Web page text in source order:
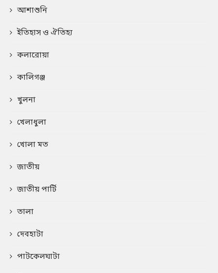
আশাশুনি
ইতিহাস ও ঐতিহ্য
কলারোয়া
কালিগঞ্জ
খুলনা
খেলাধুলা
খোলা মত
জাতীয়
জাতীয় পার্টি
তালা
দেবহাটা
পাটকেলঘাটা